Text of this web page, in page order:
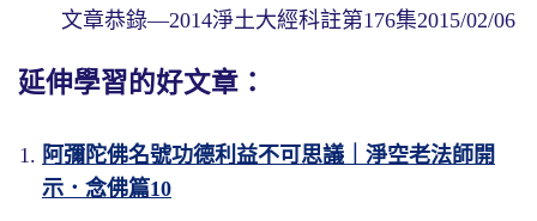
文章恭錄—2014淨土大經科註第176集2015/02/06
延伸學習的好文章：
阿彌陀佛名號功德利益不可思議｜淨空老法師開
示．念佛篇10